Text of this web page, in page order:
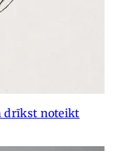
drīkst noteikt